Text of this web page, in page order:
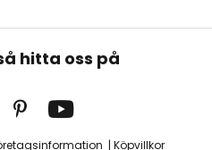
hitta oss på
Köpvillkor